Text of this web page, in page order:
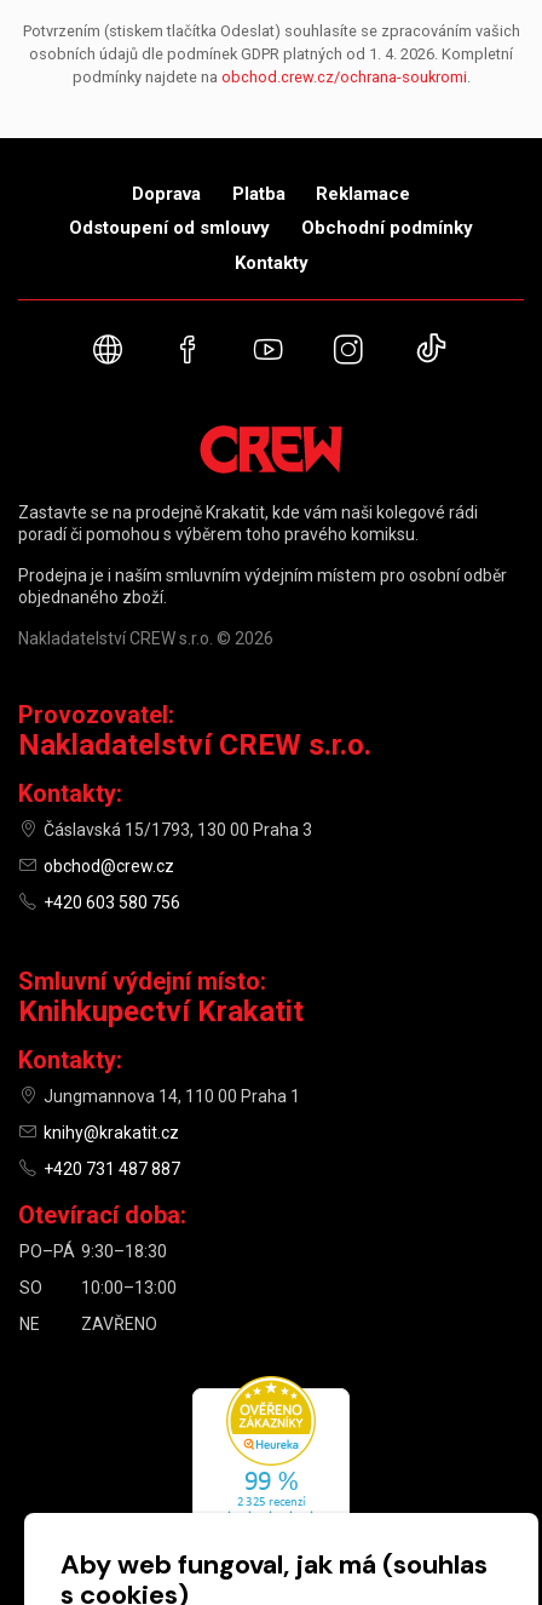
Potvrzením (stiskem tlačítka Odeslat) souhlasíte se zpracováním vašich
osobních údajů dle podmínek GDPR platných od 1. 4. 2026. Kompletní
podmínky najdete na obchod.crew.cz/ochrana-soukromi.
Doprava Platba
Reklamace
Odstoupení od smlouvy
Obchodní podmínky
Kontakty
Webové stránky
FacebookYouTubeInstagram
Zastavte se na prodejně Krakatit, kde vám naši kolegové rádi
poradí či pomohou s výběrem toho pravého komiksu.
Prodejna je i naším smluvním výdejním místem pro osobní odběr
objednaného zboží.
Nakladatelství CREW s.r.o. © 2026
Provozovatel:
Nakladatelství CREW s.r.o.
Kontakty:
Čáslavská 15/1793, 130 00 Praha 3
obchod@crew.cz
+420 603 580 756
Smluvní výdejní místo:
Knihkupectví Krakatit
Kontakty:
Jungmannova 14, 110 00 Praha 1
knihy@krakatit.cz
+420 731 487 887
Otevírací doba:
PO–PÁ 9:30–18:30
SO
10:00–13:00
NE
ZAVŘENO
Aby web fungoval, jak má (souhlas
s cookies)